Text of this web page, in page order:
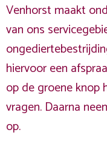
Venhorst maakt
van ons
hiervoor een
op de groene knop
vragen. Daarna
op.